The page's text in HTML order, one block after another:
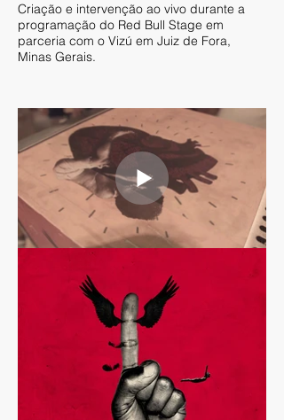
Criação e intervenção ao vivo durante a
programação do Red Bull Stage em
parceria com o Vizú em Juiz de Fora,
Minas Gerais.